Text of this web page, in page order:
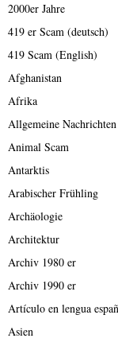
2000er Jahre
419 er Scam (deutsch)
419 Scam (English)
Afghanistan
Afrika
Allgemeine Nachrichten
Animal Scam
Antarktis
Arabischer Frühling
Archäologie
Architektur
Archiv 1980 er
Archiv 1990 er
Artículo en lengua
Asien